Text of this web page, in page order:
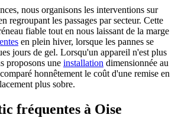
nous organisons les interventions sur
regroupant les passages par secteur. Cette
fiable tout en nous laissant de la marge
en plein hiver, lorsque les pannes se
jours de gel. Lorsqu'un appareil n'est plus
proposons une installation dimensionnée au
honnêtement le coût d'une remise en
plus sobre.
fréquentes à Oise